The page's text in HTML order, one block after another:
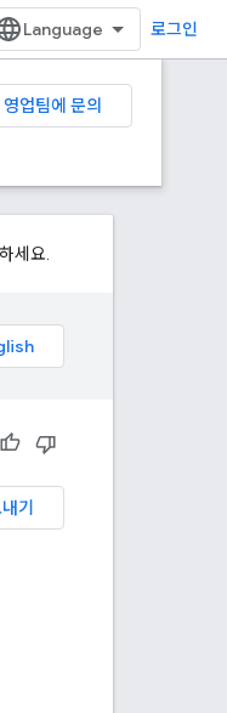
로그인
영업팀에 문의
세요.
기